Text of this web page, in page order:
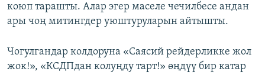
коюп тарашты. Алар эгер маселе чечилбесе андан
ары чоң митингдер уюштуруларын айтышты.
Чогулгандар колдоруна «Саясий рейдерликке жол
жок!», «КСДПдан колуңду тарт!» өңдүү бир катар